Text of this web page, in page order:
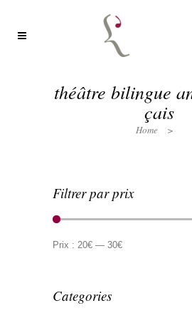
théâtre bilingue
çais
Home >
Filtrer par prix
min
max
Prix : 20€ — 30€
Categories